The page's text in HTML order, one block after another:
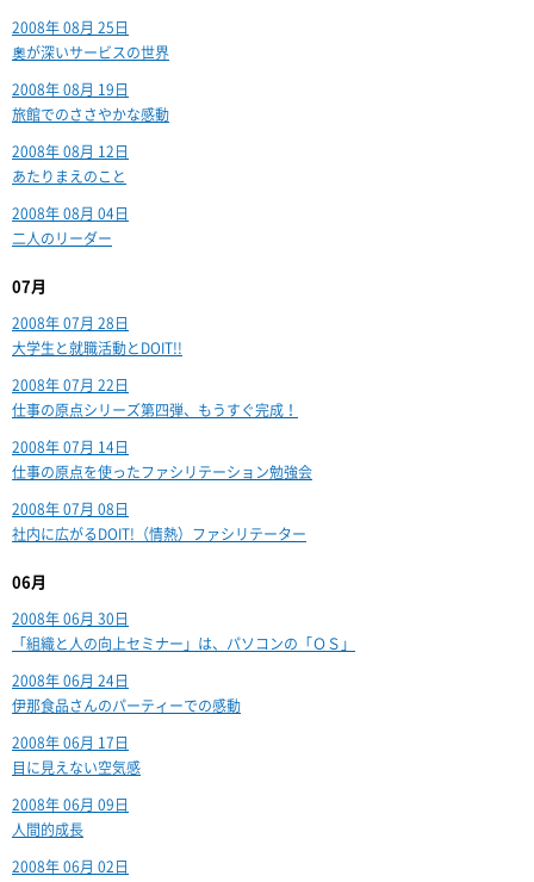
2008年 08月 25日
奧が深いサービスの世界
2008年 08月 19日
旅館でのささやかな感動
2008年 08月 12日
あたりまえのこと
2008年 08月 04日
二人のリーダー
07月
2008年 07月 28日
大学生と就職活動とDOIT!!
2008年 07月 22日
仕事の原点シリーズ第四弾、もうすぐ完成！
2008年 07月 14日
仕事の原点を使ったファシリテーション勉強会
2008年 07月 08日
社内に広がるDOIT!（情熱）ファシリテーター
06月
2008年 06月 30日
「組織と人の向上セミナー」は、パソコンの「ＯＳ」
2008年 06月 24日
伊那食品さんのパーティーでの感動
2008年 06月 17日
目に見えない空気感
2008年 06月 09日
人間的成長
2008年 06月 02日